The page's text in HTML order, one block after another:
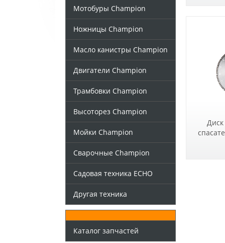
Мотобуры Champion
Ножницы Champion
Масло канистры Champion
Двигатели Champion
Трамбовки Champion
Высоторез Champion
Мойки Champion
Сварочные Champion
Садовая техника ECHO
Другая техника
Каталог запчастей
Диск